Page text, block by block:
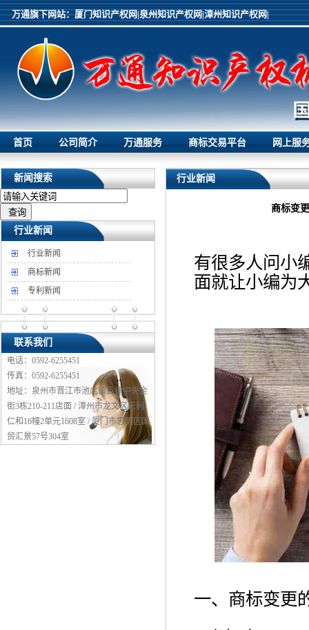
万通旗下网站：厦门知识产权网|泉州知识产权网|漳州知识产权网|
首页 公司简介 万通服务 商标交易平台 网上服
新闻搜索
行业新闻
行业新闻
商标新闻
专利新闻
联系我们
电话：0592-6255451
传真：0592-6255451
地址：泉州市晋江市池店镇百捷中央金
街3栋210-211店面 / 漳州市龙文区天利
仁和16幢2单元1608室 / 厦门市思明区国
贸汇景57号304室
行业新闻
商标变
有很多人问小
面就让小编为
一、商标变更